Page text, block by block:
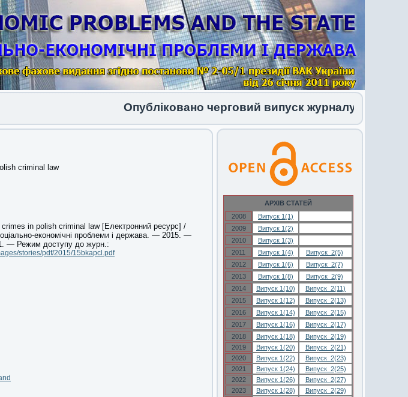
Опубліковано черговий випуск журналу 1 (34) 2026
criminal law
in polish criminal law [Електронний ресурс] /
економічні проблеми і держава. — 2015. —
— Режим доступу до журн.:
stories/pdf/2015/15bkapcl.pdf
АРХІВ СТАТЕЙ
2008
Випуск 1(1)
2009
Випуск 1(2)
2010
Випуск 1(3)
2011
Випуск 1(4)
Випуск 2(5)
2012
Випуск 1(6)
Випуск 2(7)
2013
Випуск 1(8)
Випуск 2(9)
2014
Випуск 1(10)
Випуск 2(11)
2015
Випуск 1(12)
Випуск 2(13)
2016
Випуск 1(14)
Випуск 2(15)
2017
Випуск 1(16)
Випуск 2(17)
2018
Випуск 1(18)
Випуск 2(19)
2019
Випуск 1(20)
Випуск 2(21)
2020
Випуск 1(22)
Випуск 2(23)
2021
Випуск 1(24)
Випуск 2(25)
2022
Випуск 1(26)
Випуск 2(27)
2023
Випуск 1(28)
Випуск 2(29)